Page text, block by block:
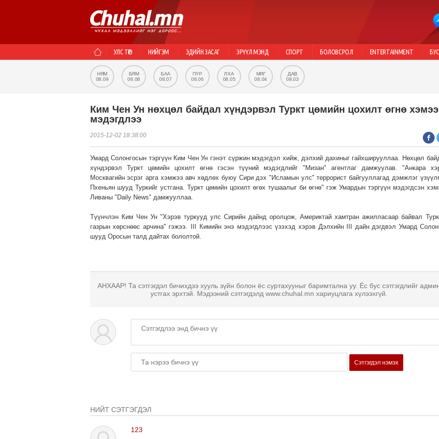
УЛС ТӨР НИЙГЭМ ЭДИЙН ЗАСАГ ЭРҮҮЛ МЭНД СПОРТ БОЛОВСРОЛ ENTERTAINMENT
НЯМ
08.09
БЯМ
08.08
БАА
08.07
ПҮР
08.06
ЛХА
08.05
МЯГ
08.04
ДАВ
08.03
Ким Чен Ун нөхцөл байдал хүндэрвэл Туркт цөмийн цохилт өгнө
мэдэгдлээ
2015-12-02 18:38:00
Умард Солонгосын тэргүүн Ким Чен Ун гэнэт сүржин мэдэгдэл хийж, дэлхий дахиныг гайхширууллаа. Нөхцөл
хүндэрвэл Туркт цөмийн цохилт өгнө гэсэн түүний мэдэгдлийг "Мизан" агентлаг дамжуулав. "Анкара
Москвагийн эсрэг арга хэмжээ авч хөдлөх буюу Сири дэх "Исламын улс" террорист байгууллагад дэмжлэг
Пхеньян шууд Туркийг устгана. Туркт цөмийн цохилт өгөх тушаалыг би өгнө" гэж Умардын тэргүүн мэдэгдсэн
Ливаны "Daily News" дамжууллаа.
Түүнчлэн Ким Чен Ун "Хэрэв туркууд улс Сирийн дайнд оролцож, Америктай хамтран ажилласаар байвал
газрын хөрснөөс арчина" гэжээ. III Кимийн энэ мэдэгдлээс үзэхэд хэрэв Дэлхийн III дайн дэгдвэл Умард
шууд Оросын талд дайтах бололтой.
АНХААР! Та сэтгэгдэл бичихдээ хууль зүйн болон ёс суртахууныг баримтална уу. Ёс бус сэтгэгдлийг
устгах эрхтэй. Мэдээний сэтгэгдэлд www.chuhal.mn хариуцлага хүлээхгүй.
Сэтгэгдэл нэмэх
НИЙТ СЭТГЭГДЭЛ
123